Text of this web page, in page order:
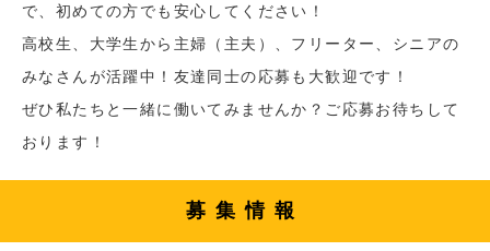
で、初めての方でも安心してください！
高校生、大学生から主婦（主夫）、フリーター、シニアの
みなさんが活躍中！友達同士の応募も大歓迎です！
ぜひ私たちと一緒に働いてみませんか？ご応募お待ちして
おります！
募集情報